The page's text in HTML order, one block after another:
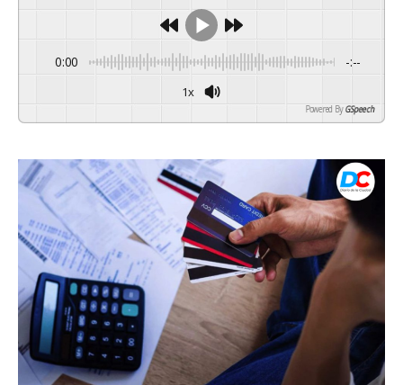
0:00 -:--
1x
Powered By GSpeech